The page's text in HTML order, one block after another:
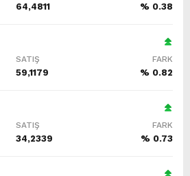
64,4811 % 0.38
SATIŞ FARK
59,1179 % 0.82
SATIŞ FARK
34,2339 % 0.73